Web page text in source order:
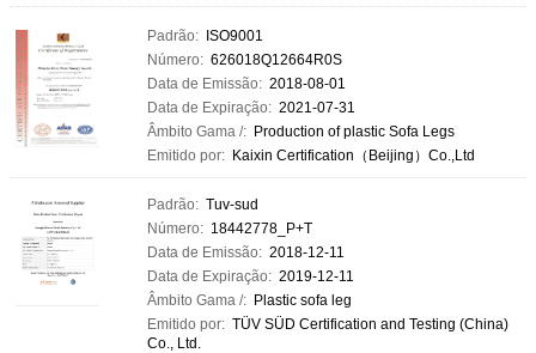
Padrão:
ISO9001
Número: 626018Q12664R0S
Data de Emissão: 2018-08-01
Data de Expiração: 2021-07-31
Âmbito Gama /: Production of plastic Sofa Legs
Emitido por: Kaixin Certification（Beijing）Co.,Ltd
Padrão: Tuv-sud
Número: 18442778_P+T
Data de Emissão: 2018-12-11
Data de Expiração: 2019-12-11
Âmbito Gama /: Plastic sofa leg
Emitido por: TÜV SÜD Certification and Testing (China)
Co., Ltd.